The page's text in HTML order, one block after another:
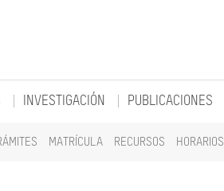
MATRÍCULA RECURSOS HORARIOS
INVESTIGACIÓN PUBLICACIONES